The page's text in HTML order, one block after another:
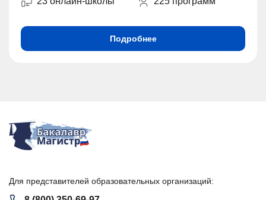
Подробнее
Для представителей образовательных организаций: